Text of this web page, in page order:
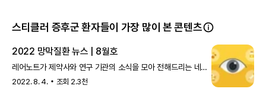
스티클러 증후군
전 세계 임상시험 현황이 궁금하다면
스티클러 증후군 환자들이 가장 많이 본 콘텐츠
2022 망막질환 뉴스 | 8월호
레어노트가 제약사와 연구 기관의 소식을 모아 전해드리는 네
번째 시간이에요. 이번에는 미국 엔도제나Endogena
2022. 8. 4. 조회 2.3천